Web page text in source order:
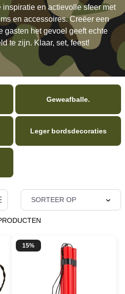
en actievolle sfeer met
en accessoires. Creëer een
gasten het gevoel geeft echte
te zijn. Klaar, set, feest!
Geweafballe.
Leger bordsdecoraties
SORTEER OP
15%